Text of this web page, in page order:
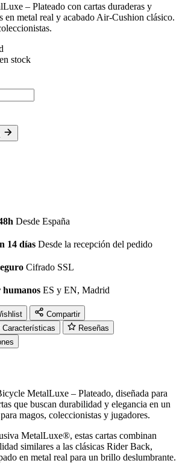
– Plateado con cartas duraderas y
en metal real y acabado Air-Cushion clásico.
stock
Desde España
14 días Desde la recepción del pedido
Cifrado SSL
ES y EN, Madrid
Compartir
Características
Reseñas
MetalLuxe – Plateado, diseñada para
que buscan durabilidad y elegancia en un
magos, coleccionistas y jugadores.
MetalLuxe®, estas cartas combinan
similares a las clásicas Rider Back,
en metal real para un brillo deslumbrante.